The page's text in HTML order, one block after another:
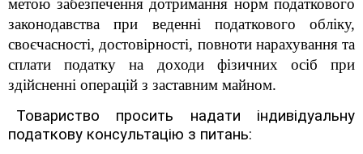
метою забезпечення дотримання норм податкового
законодавства при веденні податкового обліку,
своєчасності, достовірності, повноти нарахування та
сплати податку на доходи фізичних осіб при
здійсненні операцій з заставним майном.
Товариство просить надати індивідуальну
податкову консультацію з питань: